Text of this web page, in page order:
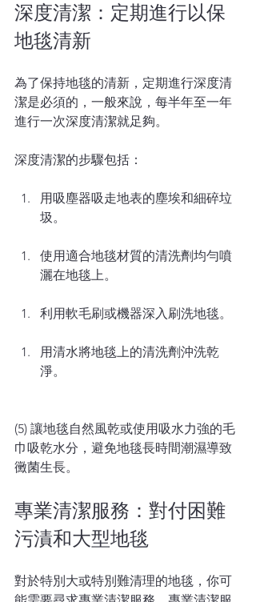
深度清潔：定期進行以保
地毯清新
為了保持地毯的清新，定期進行深度清
潔是必須的，一般來說，每半年至一年
進行一次深度清潔就足夠。
深度清潔的步驟包括：
用吸塵器吸走地表的塵埃和細碎垃
圾。
使用適合地毯材質的清洗劑均勻噴
灑在地毯上。
利用軟毛刷或機器深入刷洗地毯。
用清水將地毯上的清洗劑沖洗乾
淨。
(5) 讓地毯自然風乾或使用吸水力強的毛
巾吸乾水分，避免地毯長時間潮濕導致
黴菌生長。
專業清潔服務：對付困難
污漬和大型地毯
對於特別大或特別難清理的地毯，你可